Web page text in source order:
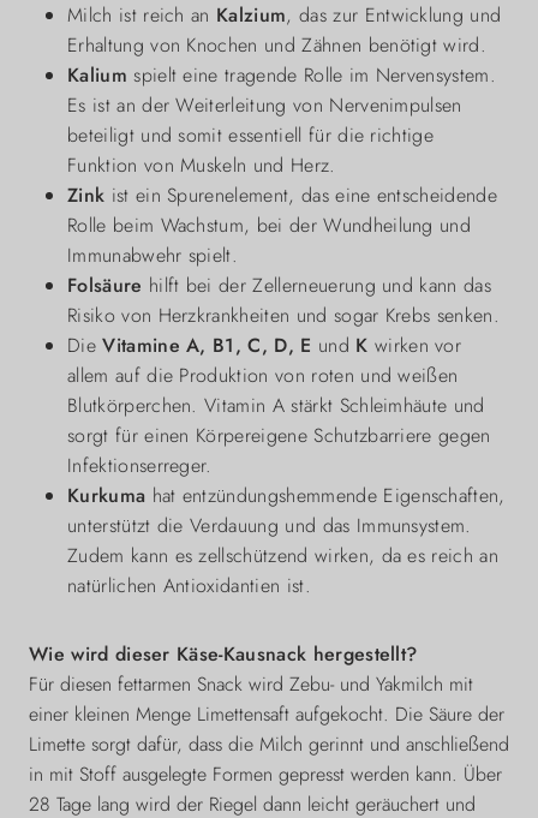
Milch ist reich an Kalzium, das zur Entwicklung und
Erhaltung von Knochen und Zähnen benötigt wird.
Kalium spielt eine tragende Rolle im Nervensystem.
Es ist an der Weiterleitung von Nervenimpulsen
beteiligt und somit essentiell für die richtige
Funktion von Muskeln und Herz.
Zink ist ein Spurenelement, das eine entscheidende
Rolle beim Wachstum, bei der Wundheilung und
Immunabwehr spielt.
Folsäure hilft bei der Zellerneuerung und kann das
Risiko von Herzkrankheiten und sogar Krebs senken.
DieVitamine A, B1, C, D, E und K wirken vor
allem auf die Produktion von roten und weißen
Blutkörperchen. Vitamin A stärkt Schleimhäute und
sorgt für einen Körpereigene Schutzbarriere gegen
Infektionserreger.
Kurkuma hat entzündungshemmende Eigenschaften,
unterstützt die Verdauung und das Immunsystem.
Zudem kann es zellschützend wirken, da es reich an
natürlichen Antioxidantien ist.
Wie wird dieser Käse-Kausnack hergestellt?
Für diesen fettarmen Snack wird Zebu- und Yakmilch mit
einer kleinen Menge Limettensaft aufgekocht. Die Säure der
Limette sorgt dafür, dass die Milch gerinnt und anschließend
in mit Stoff ausgelegte Formen gepresst werden kann. Über
28 Tage lang wird der Riegel dann leicht geräuchert und